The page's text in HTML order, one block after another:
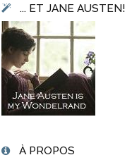
... ET JANE AUSTEN!
À PROPOS